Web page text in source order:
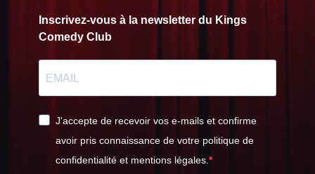
Inscrivez-vous à la newsletter du Kings
Comedy Club
J'accepte de recevoir vos e-mails et confirme
avoir pris connaissance de votre politique de
confidentialité et mentions légales.